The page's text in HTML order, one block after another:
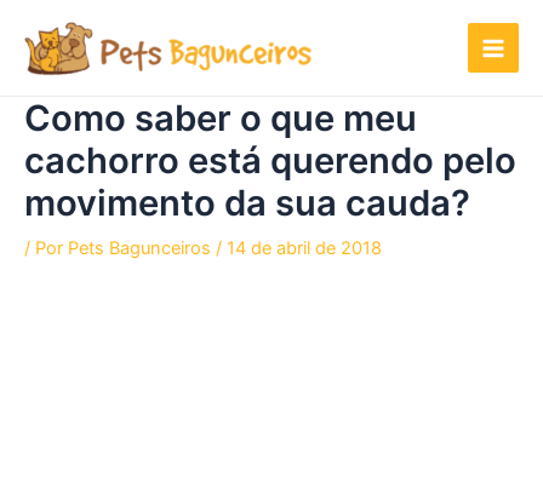
para
conteúdo
Como saber o que meu
cachorro está querendo pelo
movimento da sua cauda?
/ Por Pets Bagunceiros / 14 de abril de 2018